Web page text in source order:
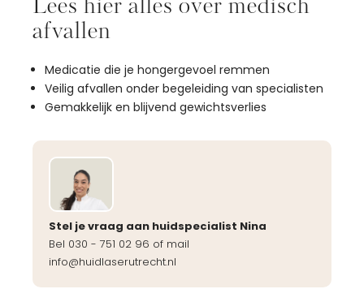
Lees hier alles over medisch
afvallen
Medicatie die je hongergevoel remmen
Veilig afvallen onder begeleiding van specialisten
Gemakkelijk en blijvend gewichtsverlies
Stel je vraag aan huidspecialist Nina
Bel 030 - 751 02 96 of mail
info@huidlaserutrecht.nl